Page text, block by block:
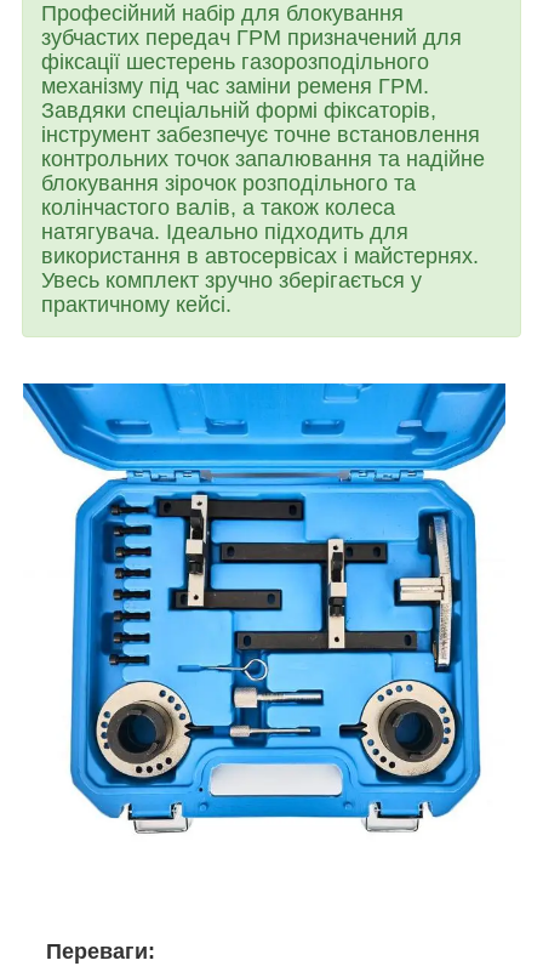
Професійний набір для блокування
зубчастих передач ГРМ призначений для
фіксації шестерень газорозподільного
механізму під час заміни ременя ГРМ.
Завдяки спеціальній формі фіксаторів,
інструмент забезпечує точне встановлення
контрольних точок запалювання та надійне
блокування зірочок розподільного та
колінчастого валів, а також колеса
натягувача. Ідеально підходить для
використання в автосервісах і майстернях.
Увесь комплект зручно зберігається у
практичному кейсі.
Переваги: